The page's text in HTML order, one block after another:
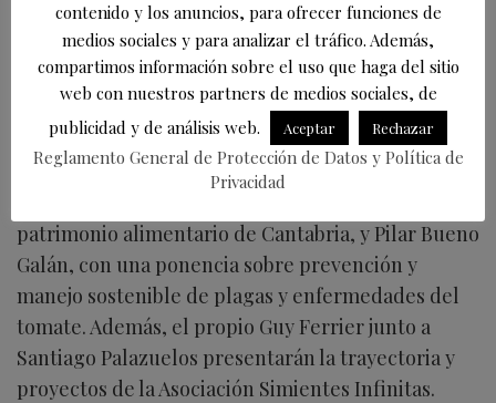
divulgadores como Marius Grisarius, que hablará
sobre el descubrimiento de una variedad de
sandía de larga conservación en Botswana; Iñaki
Álava (Basque Culinary Center), que explorará el
sabor del tomate; y Alfredo Dolce, que disertará
sobre la memoria y dignidad de las semillas.
patrimonio alimentario de Cantabria, y Pilar Bueno
Galán, con una ponencia sobre prevención y
manejo sostenible de plagas y enfermedades del
tomate. Además, el propio Guy Ferrier junto a
Santiago Palazuelos presentarán la trayectoria y
proyectos de la Asociación Simientes Infinitas.
contenido y los anuncios, para ofrecer funciones de
medios sociales y para analizar el tráfico. Además,
compartimos información sobre el uso que haga del sitio
web con nuestros partners de medios sociales, de
publicidad y de análisis web.
Aceptar Rechazar
Reglamento General de Protección de Datos y Política de
Privacidad